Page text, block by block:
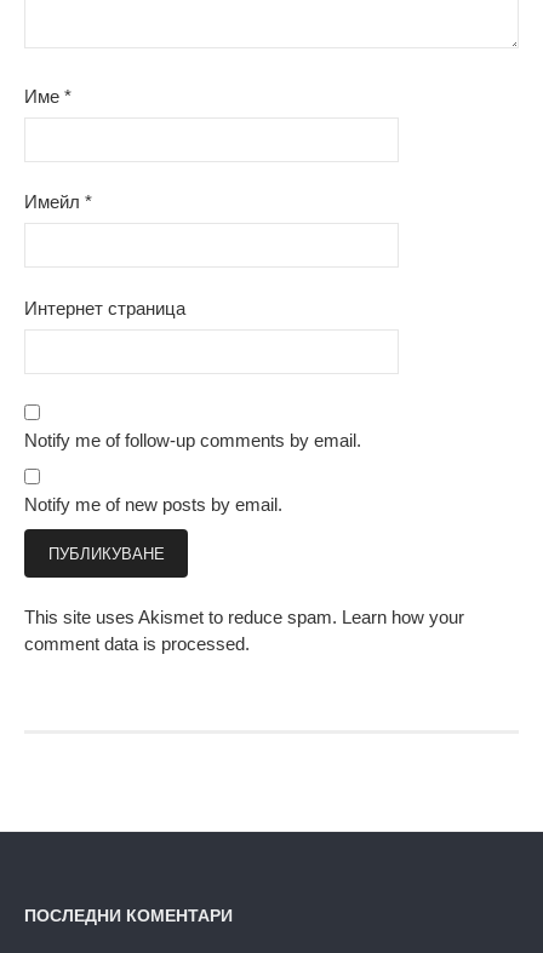
Име *
Имейл *
Интернет страница
Notify me of follow-up comments by email.
Notify me of new posts by email.
This site uses Akismet to reduce spam. Learn how your
comment data is processed.
ПОСЛЕДНИ КОМЕНТАРИ